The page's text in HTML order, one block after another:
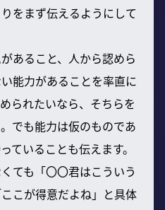
をまず伝えるようにして
あること、人から認めら
能力があることを率直に
られたいなら、そちらを
でも能力は仮のものであ
ていることも伝えます。
ても「〇〇君はこういう
こが得意だよね」と具体